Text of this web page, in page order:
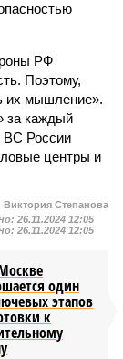
РФ
Поэтому,
их мышление».
за каждый
ВС России
центры и
Виктория Степанова
26.11.2024 12:05
26.11.2024 12:05
один
этапов
к